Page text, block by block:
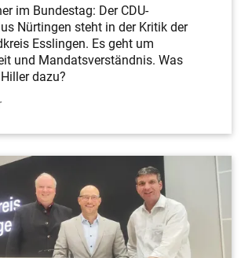
im Bundestag: Der CDU-
Nürtingen steht in der Kritik der
Esslingen. Es geht um
und Mandatsverständnis. Was
dazu?